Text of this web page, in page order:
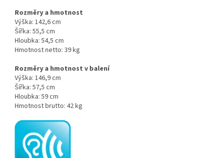
Rozměry a hmotnost
Výška: 142,6 cm
Šířka: 55,5 cm
Hloubka: 54,5 cm
Hmotnost netto: 39 kg
Rozměry a hmotnost v balení
Výška: 146,9 cm
Šířka: 57,5 cm
Hloubka: 59 cm
Hmotnost brutto: 42 kg